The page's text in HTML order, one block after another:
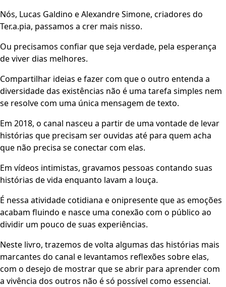
Nós, Lucas Galdino e Alexandre Simone, criadores do
Ter.a.pia, passamos a crer mais nisso.
Ou precisamos confiar que seja verdade, pela esperança
de viver dias melhores.
Compartilhar ideias e fazer com que o outro entenda a
diversidade das existências não é uma tarefa simples nem
se resolve com uma única mensagem de texto.
Em 2018, o canal nasceu a partir de uma vontade de levar
histórias que precisam ser ouvidas até para quem acha
que não precisa se conectar com elas.
Em vídeos intimistas, gravamos pessoas contando suas
histórias de vida enquanto lavam a louça.
É nessa atividade cotidiana e onipresente que as emoções
acabam fluindo e nasce uma conexão com o público ao
dividir um pouco de suas experiências.
Neste livro, trazemos de volta algumas das histórias mais
marcantes do canal e levantamos reflexões sobre elas,
com o desejo de mostrar que se abrir para aprender com
a vivência dos outros não é só possível como essencial.